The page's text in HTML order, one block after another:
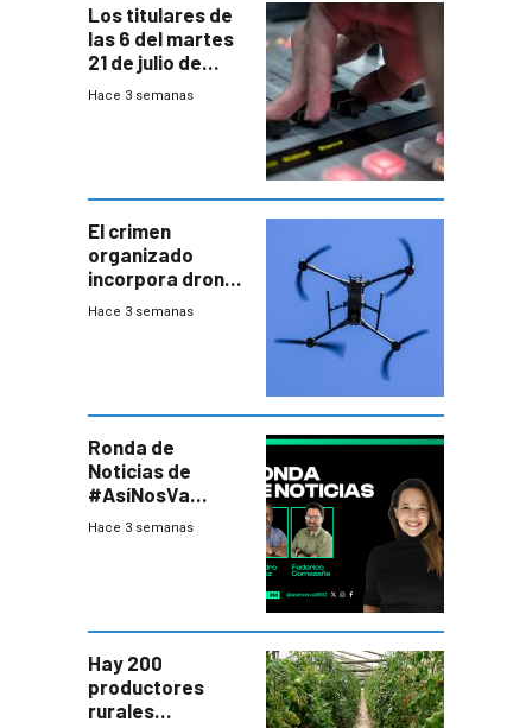
Los titulares de
las 6 del martes
21 de julio de
2026
Hace 3 semanas
El crimen
organizado
incorpora drones
y abre un nuevo
Hace 3 semanas
Ronda de
Noticias de
#AsíNosVa
(20/7/26)
Hace 3 semanas
Hay 200
productores
rurales